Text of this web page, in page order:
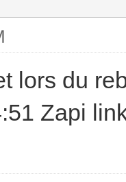
lors du
Zapi